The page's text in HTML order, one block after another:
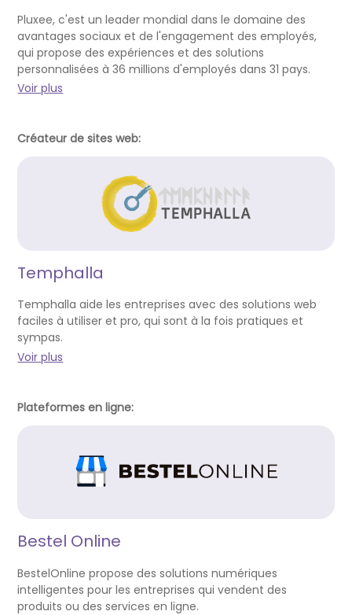
Pluxee, c'est un leader mondial dans le domaine des
avantages sociaux et de l'engagement des employés,
qui propose des expériences et des solutions
personnalisées à 36 millions d'employés dans 31 pays.
Voir plus
Créateur de sites web:
Temphalla
Temphalla aide les entreprises avec des solutions web
faciles à utiliser et pro, qui sont à la fois pratiques et
sympas.
Voir plus
Plateformes en ligne:
Bestel Online
BestelOnline propose des solutions numériques
intelligentes pour les entreprises qui vendent des
produits ou des services en ligne.